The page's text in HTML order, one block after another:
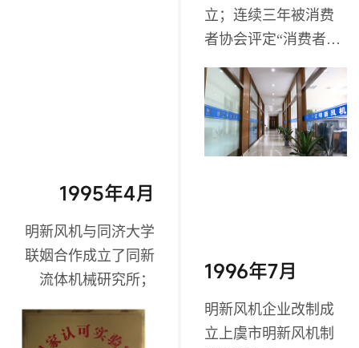
1995年4月
明新风机与同济大学
联姻合作成立了同新
流体机械研究所；
立；连续三年被消费
者协会评定“消费者信
得过单位”；连续六年
被建行评定资信等级
为“AAA”级；
1996年7月
明新风机企业改制成
立上虞市明新风机制